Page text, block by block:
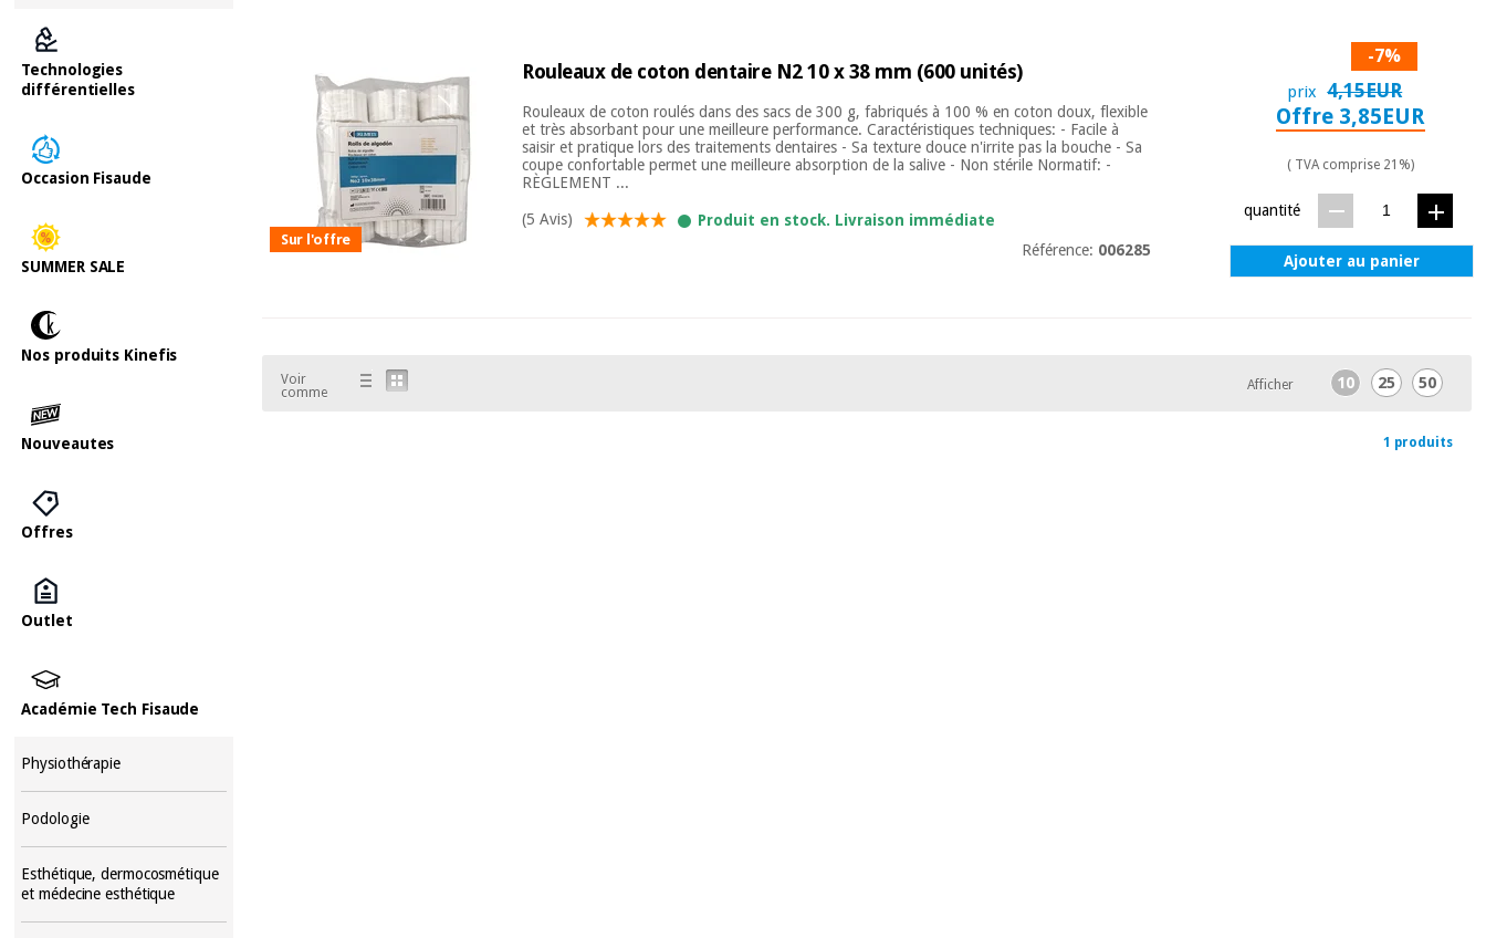
Technologies
différentielles
Occasion Fisaude
SUMMER SALE
Nos produits Kinefis
Nouveautes
Offres
Outlet
Académie Tech Fisaude
Physiothérapie
Podologie
Esthétique, dermocosmétique
et médecine esthétique
Sur l'offre
Rouleaux de coton dentaire N2 10 x 38 mm (600 unités)
Rouleaux de coton roulés dans des sacs de 300 g, fabriqués à 100 % en coton doux, flexible
et très absorbant pour une meilleure performance. Caractéristiques techniques: - Facile à
saisir et pratique lors des traitements dentaires - Sa texture douce n'irrite pas la bouche - Sa
coupe confortable permet une meilleure absorption de la salive - Non stérile Normatif: -
RÈGLEMENT ...
(5 Avis)
Produit en stock. Livraison immédiate
Référence: 006285
-7%
prix 4,15EUR
Offre 3,85EUR
( TVA comprise 21%)
quantité
Ajouter au panier
Voir
comme
Afficher 10 25 50
1 produits